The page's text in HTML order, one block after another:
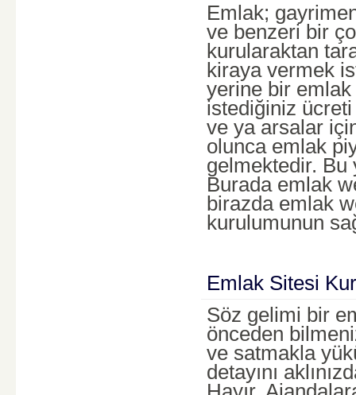
Emlak;
ve benzeri bir
kurularaktan
kiraya vermek
yerine bir emlak
istediğiniz
ve ya arsalar
olunca emlak
gelmektedir. Bu
Burada emlak
birazda emlak
kurulumunun
Emlak Sitesi
Söz gelimi bir
önceden
ve satmakla
detayını